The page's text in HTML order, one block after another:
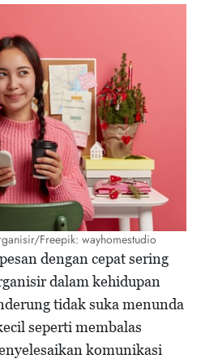
Freepik: wayhomestudio
dengan cepat sering
dalam kehidupan
tidak suka menunda
seperti membalas
komunikasi